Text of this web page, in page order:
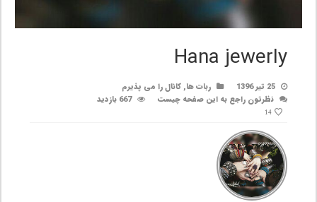
Hana jewerly
25 تیر 1396 ربات ها,کانال را می پذیرم
نظرتون راجع به این صفحه چیست
667 بازدید
14